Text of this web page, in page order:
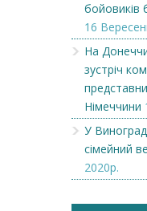
бойовиків
16
На
зустріч
Німеччини
У
сімейний
2020р.